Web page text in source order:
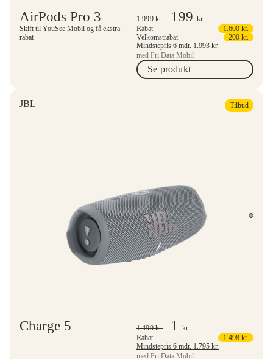
AirPods Pro 3
Skift til YouSee Mobil og få ekstra
rabat
1.999kr. 199 kr.
Rabat
1.600 kr.
Velkomstrabat
200 kr.
Mindstepris 6 mdr. 1.993 kr.
med Fri Data Mobil
Se produkt
JBL Tilbud
Charge 5 1.499kr. 1
kr.
Rabat
1.498 kr.
Mindstepris 6 mdr. 1.795 kr.
med Fri Data Mobil